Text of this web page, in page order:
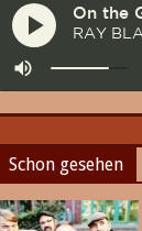
Schon gesehen